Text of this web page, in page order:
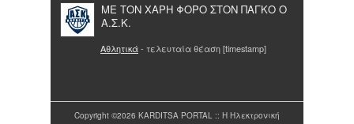
ΜΕ ΤΟΝ ΧΑΡΗ ΦΟΡΟ ΣΤΟΝ ΠΑΓΚΟ Ο
Α.Σ.Κ.
Αθλητικά- τελευταία θέαση [timestamp]
Copyright ©2026 KARDITSA PORTAL :: Η Ηλεκτρονική